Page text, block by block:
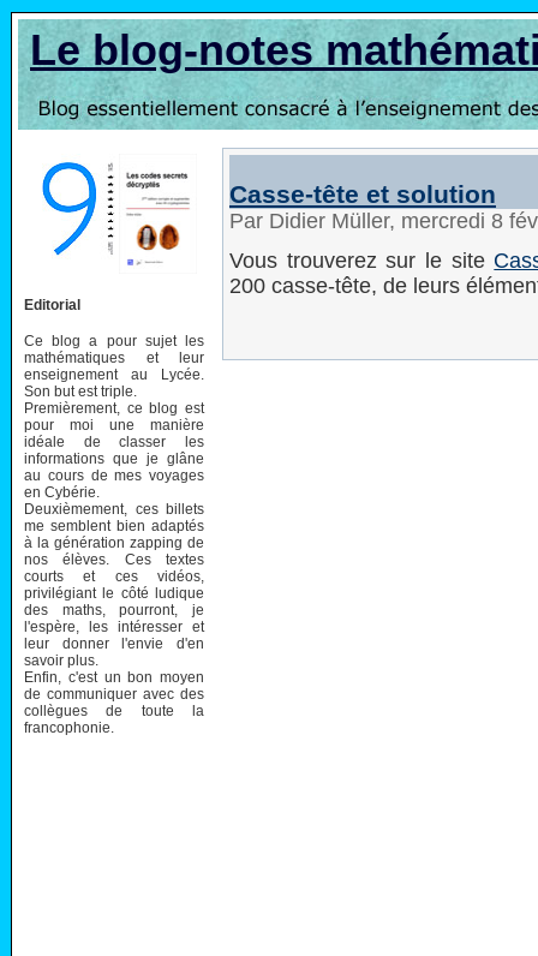
Le blog-notes
Editorial
Ce blog a pour sujet les
mathématiques et leur
enseignement au Lycée.
Son but est triple.
Premièrement, ce blog est
pour moi une manière
idéale de classer les
informations que je glâne
au cours de mes voyages
en Cybérie.
Deuxièmement, ces billets
me semblent bien adaptés
à la génération zapping de
nos élèves. Ces textes
courts et ces vidéos,
privilégiant le côté ludique
des maths, pourront, je
l'espère, les intéresser et
leur donner l'envie d'en
savoir plus.
Enfin, c'est un bon moyen
de communiquer avec des
collègues de toute la
francophonie.
Casse-tête et solution
Par Didier Müller, mercredi 8
Vous trouverez sur le site
200 casse-tête, de leurs